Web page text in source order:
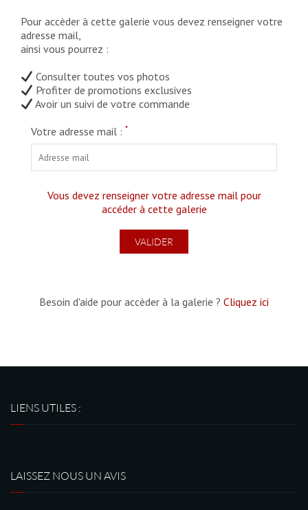
Pour accèder à cette galerie vous devez renseigner votre
adresse mail,
ainsi vous pourrez :
Consulter toutes vos photos
Profiter de promotions exclusives
Avoir un suivi de votre commande
Votre adresse mail : *
Vous devez renseigner votre adresse mail pour
accéder à cette galerie
Besoin d'aide pour accèder à la galerie ? Cliquez ici
LIENS UTILES :
LAISSEZ NOUS UN AVIS